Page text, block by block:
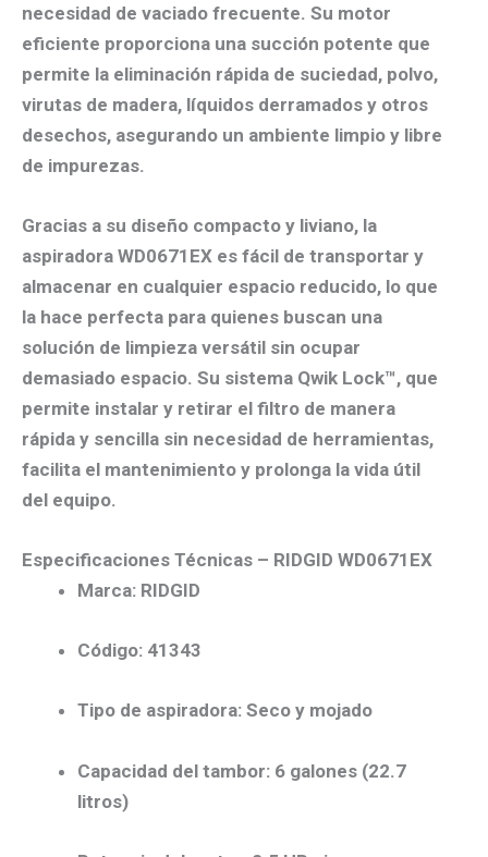
necesidad de vaciado frecuente. Su motor
eficiente proporciona una succión potente que
permite la eliminación rápida de suciedad, polvo,
virutas de madera, líquidos derramados y otros
desechos, asegurando un ambiente limpio y libre
de impurezas.
Gracias a su diseño compacto y liviano, la
aspiradora WD0671EX es fácil de transportar y
almacenar en cualquier espacio reducido, lo que
la hace perfecta para quienes buscan una
solución de limpieza versátil sin ocupar
demasiado espacio. Su sistema Qwik Lock™, que
permite instalar y retirar el filtro de manera
rápida y sencilla sin necesidad de herramientas,
facilita el mantenimiento y prolonga la vida útil
del equipo.
Especificaciones Técnicas – RIDGID WD0671EX
Marca: RIDGID
Código: 41343
Tipo de aspiradora: Seco y mojado
Capacidad del tambor: 6 galones (22.7
litros)